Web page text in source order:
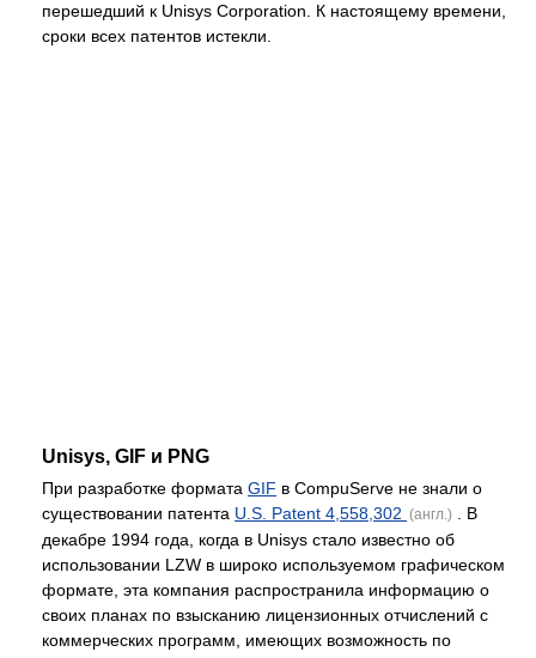
перешедший к Unisys Corporation. К настоящему времени,
сроки всех патентов истекли.
Unisys, GIF и PNG
При разработке формата GIF в CompuServe не знали о
существовании патента U.S. Patent 4,558,302 (англ.) . В
декабре 1994 года, когда в Unisys стало известно об
использовании LZW в широко используемом графическом
формате, эта компания распространила информацию о
своих планах по взысканию лицензионных отчислений с
коммерческих программ, имеющих возможность по